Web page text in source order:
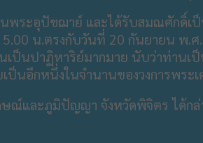
พระอุปัชฌาย์ และได้รับสมณศักดิ์เ
น.ตรงกับวันที่ 20 กันยายน พ
นเป็นปาฏิหาริย์มากมาย นับว่าท่า
นอีกหนึ่งในจำนานของวงการพระเ
และภูมิปัญญา จังหวัดพิจิตร ได้กล่